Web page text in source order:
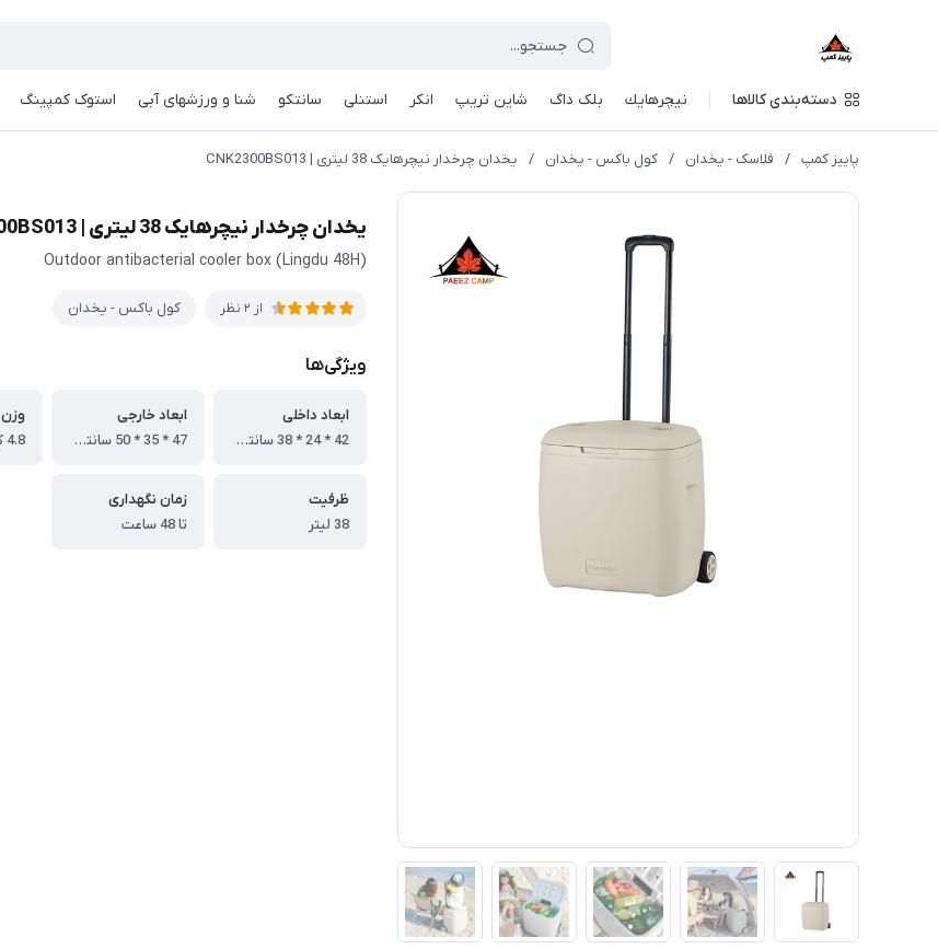
دسته‌بندی کالاها نيچرهايك بلک داگ شاین تریپ انکر استنلی سانتکو شنا و ورزشهای آبی استوک کمپینگ
پاییز کمپ / فلاسک - یخدان / کول باکس - یخدان / یخدان چرخدار نیچرهایک 38 لیتری | CNK2300BS013
یخدان چرخدار نیچرهایک 38 لیتری | CNK2300BS013
(Lingdu 48H) Outdoor antibacterial cooler box
از 2 نظر کول باکس - یخدان
ویژگی‌ها
ابعاد داخلی
42 * 24 * 38 سانتی متر
ابعاد خارجی
47 * 35 * 50 سانتی متر
وزن
4.8 کیلو گرم
ظرفیت
38 لیتر
زمان نگهداری
تا 48 ساعت